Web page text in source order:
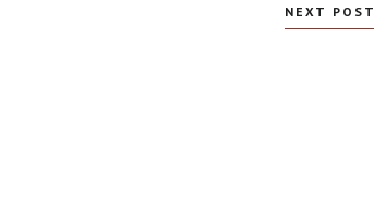
NEXT POST